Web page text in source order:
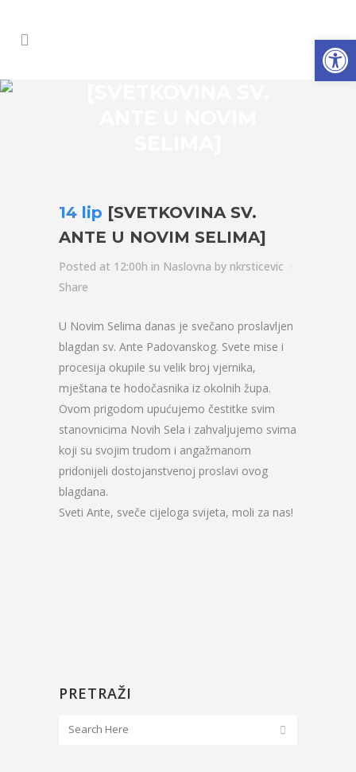
14 lip [SVETKOVINA SV.
ANTE U NOVIM SELIMA]
Posted at 12:00h in Naslovna by nkrsticevic
Share
U Novim Selima danas je svečano proslavljen
blagdan sv. Ante Padovanskog. Svete mise i
procesija okupile su velik broj vjernika,
mještana te hodočasnika iz okolnih župa.
Ovom prigodom upućujemo čestitke svim
stanovnicima Novih Sela i zahvaljujemo svima
koji su svojim trudom i angažmanom
pridonijeli dostojanstvenoj proslavi ovog
blagdana.
Sveti Ante, sveče cijeloga svijeta, moli za nas!
PRETRAŽI